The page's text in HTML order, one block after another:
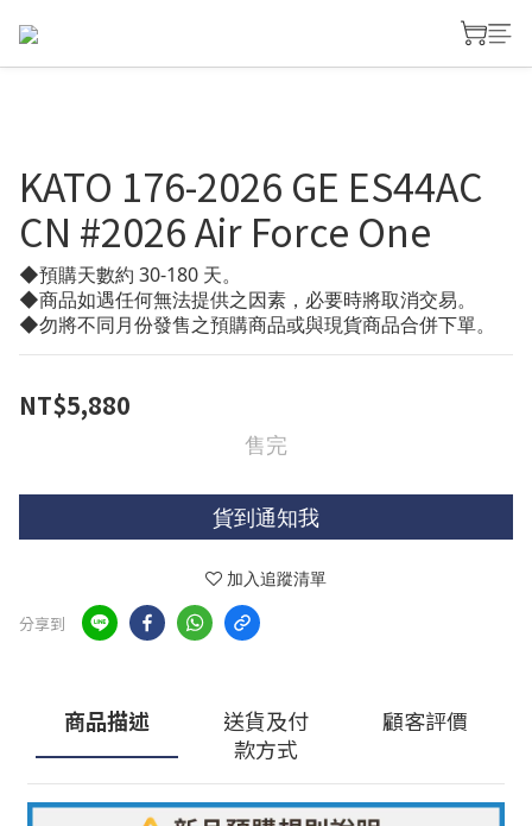
KATO 176-2026 GE ES44AC
CN #2026 Air Force One
◆預購天數約 30-180 天。
◆商品如遇任何無法提供之因素，必要時將取消交易。
◆勿將不同月份發售之預購商品或與現貨商品合併下單。
NT$5,880
售完
貨到通知我
加入追蹤清單
分享到
商品描述
送貨及付
款方式
顧客評價